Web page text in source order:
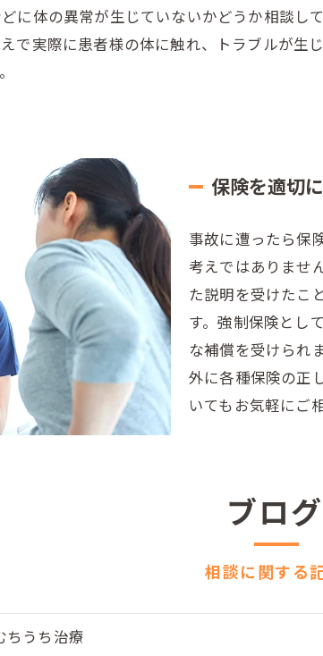
に体の異常が生じていないかどうか相談し
で実際に患者様の体に触れ、トラブルが生
保険を適切
事故に遭ったら保
考えではありませ
た説明を受けたこ
す。強制保険とし
な補償を受けられ
外に各種保険の正
いてもお気軽にご
ブログ
相談に関する
ちうち治療